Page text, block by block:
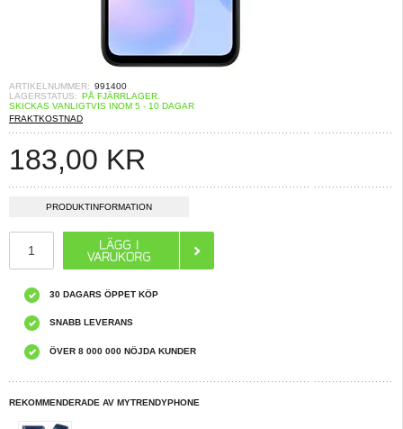
ARTIKELNUMMER: 991400
LAGERSTATUS: PÅ FJÄRRLAGER.
SKICKAS VANLIGTVIS INOM 5 - 10 DAGAR
FRAKTKOSTNAD
183,00 KR
PRODUKTINFORMATION
30 DAGARS ÖPPET KÖP
SNABB LEVERANS
ÖVER 8 000 000 NÖJDA KUNDER
REKOMMENDERADE AV MYTRENDYPHONE